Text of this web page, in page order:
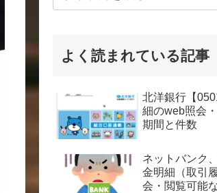
よく読まれている記事
北洋銀行【
細のweb照会
期間と件数
ネットバンク
金明細（取引
会・閲覧可能